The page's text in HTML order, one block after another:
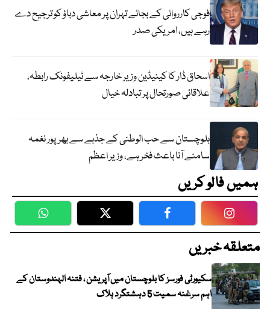
فوجی کارروائی کے بجائے تہران پر معاشی دباؤ کو ترجیح دے
رہے ہیں، امریکی صدر
اسحاق ڈار کا کینیڈین وزیر خارجہ سے ٹیلیفونک رابطہ،
علاقائی صورتحال پر تبادلہ خیال
بلوچستان سے حب الوطنی کے جذبے سے بھرپور نغمہ
سامنے آنا باعث فخر ہے، وزیر اعظم
ہمیں فالو کریں
WhatsApp Twitter Facebook
متعلقہ خبریں
سکیورٹی فورسز کا بلوچستان میں آپریشن ، فتنہ الہندوستان کے
اہم سرغنہ سمیت 5 دہشتگرد ہلاک